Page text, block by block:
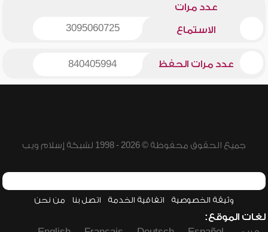
عدد مرات
الاستماع 3095060725
عدد مرات الحفظ 840405994
جميع الحقوق محفوظة © 2026 - 1998 لشبكة إسلام ويب
وثيقة الخصوصية اتفاقية الخدمة اتصل بنا من نحن
لغات الموقع: